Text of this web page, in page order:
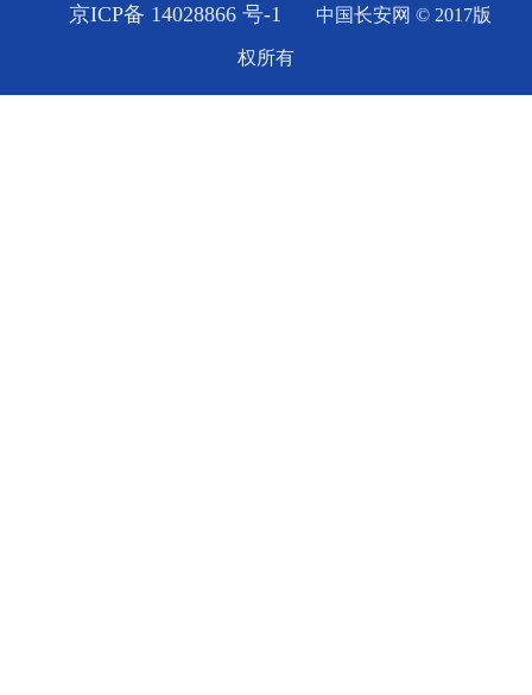
京ICP备 14028866 号-1 中国长安网 © 2017版
权所有